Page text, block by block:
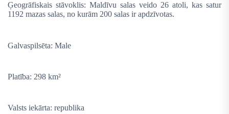
Ģeogrāfiskais stāvoklis: Maldīvu salas veido 26 atoli, kas satur
1192 mazas salas, no kurām 200 salas ir apdzīvotas.
Galvaspilsēta: Male
Platība: 298 km²
Valsts iekārta: republika